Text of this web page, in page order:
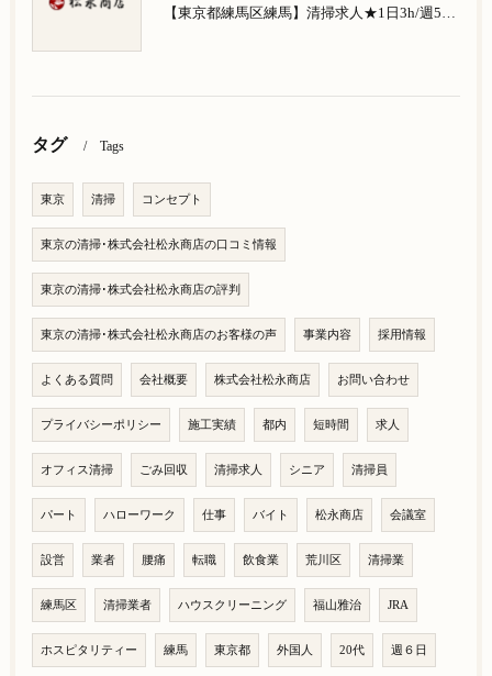
【東京都練馬区練馬】清掃求人★1日3h/週5日/祝日お休み★南大泉在住の方歓迎
タグ Tags
東京 清掃 コンセプト
東京の清掃･株式会社松永商店の口コミ情報
東京の清掃･株式会社松永商店の評判
東京の清掃･株式会社松永商店のお客様の声 事業内容 採用情報
よくある質問 会社概要 株式会社松永商店 お問い合わせ
プライバシーポリシー 施工実績 都内 短時間 求人
オフィス清掃 ごみ回収 清掃求人 シニア 清掃員
パート ハローワーク 仕事 バイト 松永商店 会議室
設営 業者 腰痛 転職 飲食業 荒川区 清掃業
練馬区 清掃業者 ハウスクリーニング 福山雅治 JRA
ホスピタリティー 練馬 東京都 外国人 20代 週６日